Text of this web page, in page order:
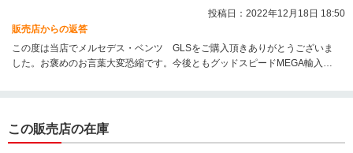
投稿日：2022年12月18日 18:50
販売店からの返答
この度は当店でメルセデス・ベンツ GLSをご購入頂きありがとうございま
した。お褒めのお言葉大変恐縮です。今後ともグッドスピードMEGA輸入車
この販売店の在庫